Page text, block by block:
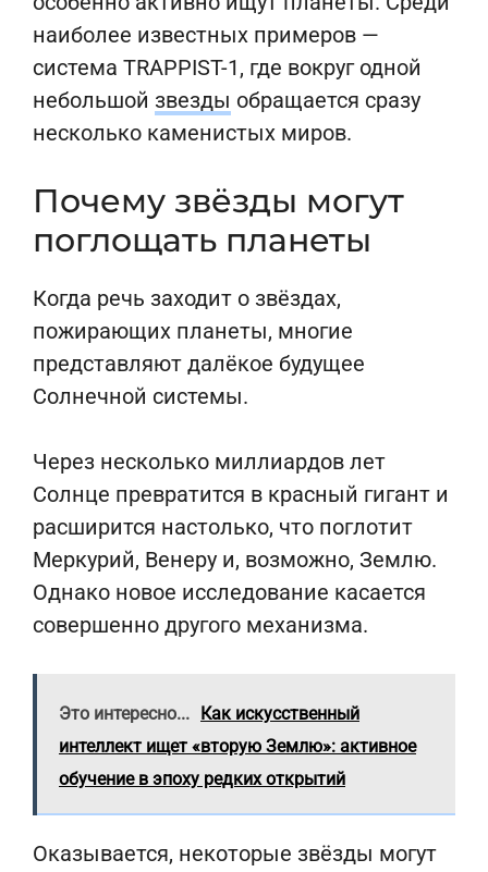
наиболее известных примеров —
система TRAPPIST-1, где вокруг одной
небольшой звезды обращается сразу
несколько каменистых миров.
Почему звёзды могут
поглощать планеты
Когда речь заходит о звёздах,
пожирающих планеты, многие
представляют далёкое будущее
Солнечной системы.
Через несколько миллиардов лет
Солнце превратится в красный гигант и
расширится настолько, что поглотит
Меркурий, Венеру и, возможно, Землю.
Однако новое исследование касается
совершенно другого механизма.
Это интересно... Как искусственный
интеллект ищет «вторую Землю»: активное
обучение в эпоху редких открытий
Оказывается, некоторые звёзды могут